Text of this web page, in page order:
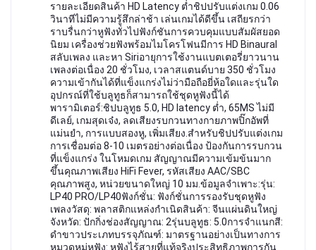
รายละเอียดสินค้า HD Latency ต่ำชิปปรับแต่งเกม 0.06
วินาทีไม่มีความรู้สึกล่าช้า เล่นเกมได้ดีขึ้น เสถียรกว่า
ราบรื่นกว่าหูฟังทั่วไปฟังก์ชันการควบคุมแบบสัมผัสยอด
นิยม เครื่องช่วยฟังพร้อมไมโครโฟนมีการ HD Binaural
สลับเพลง และหา Siriอายุการใช้งานแบตเตอรี่ยาวนาน
เพลงต่อเนื่อง 20 ชั่วโมง, เวลาสแตนด์บาย 350 ชั่วโมง
ความเข้ากันได้ที่แข็งแกร่งไม่ว่ามือถือยี่ห้อใดและรุ่นใด
อุปกรณ์ที่ใช้บลูทูธก็สามารถใช้ชุดหูฟังนี้ได้
พารามิเตอร์:ชิปบลูทูธ 5.0, HD latency ต่ำ, 65MS ไม่มี
ดีเลย์, เกมสุดเจ๋ง, ลดเสียงรบกวนทางกายภาพปิ๊กอัพที่
แม่นยำ, การแบบสองหู, เพิ่มเสียง.สำหรับชิปปรับแต่งเกม
การเชื่อมต่อ 8-10 เมตรอย่างต่อเนื่อง ป้องกันการรบกวน
ที่แข็งแกร่ง ในโหมดเกม สัญญาณมีความเข้มข้นมาก
ขึ้นคุณภาพเสียง HiFi Fever, รหัสเสียง AAC/SBC
คุณภาพสูง, หน่วยขนาดใหญ่ 10 มม.ข้อมูลจำเพาะ:รุ่น:
LP40 PRO/LP40ฟังก์ชั่น: ฟังก์ชั่นการรองรับชุดหูฟัง
เพลงวัสดุ: พลาสติกแหล่งกำเนิดสินค้า: จีนแผ่นดินใหญ่
จังหวัด: ปักกิ่งช่องสัญญาณ: 2รุ่นบลูทูธ: 5.0การจำแนกสี:
ดำขาวประเภทบรรจุภัณฑ์: มาตรฐานอย่างเป็นทางการ
หมวดหมู่หูฟัง: หูฟังไร้สายที่แท้จริงประสิทธิภาพการกัน